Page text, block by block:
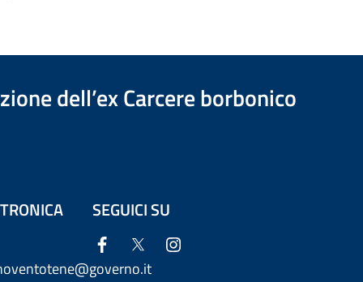
dell’ex Carcere borbonico
SEGUICI SU